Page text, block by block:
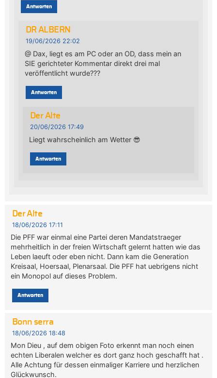
Antworten
DR ALBERN
19/06/2026 22:02
@ Dax, liegt es am PC oder an OD, dass mein an
SIE gerichteter Kommentar direkt drei mal
veröffentlicht wurde???
Antworten
Der Alte
20/06/2026 17:49
Liegt wahrscheinlich am Wetter 😎
Antworten
Der Alte
18/06/2026 17:11
Die PFF war einmal eine Partei deren Mandatstraeger
mehrheitlich in der freien Wirtschaft gelernt hatten wie das
Leben laeuft oder eben nicht. Dann kam die Generation
Kreisaal, Hoersaal, Plenarsaal. Die PFF hat uebrigens nicht
ein Monopol auf dieses Problem.
Antworten
Bonn serra
18/06/2026 18:48
Mon Dieu , auf dem obigen Foto erkennt man noch einen
echten Liberalen welcher es dort ganz hoch geschafft hat .
Alle Achtung für dessen einmaliger Karriere und herzlichen
Glückwunsch.